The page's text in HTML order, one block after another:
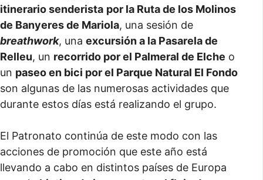
itinerario senderista por la Ruta de los Molinos
de Banyeres de Mariola, una sesión de
breathwork, una excursión a la Pasarela de
Relleu, un recorrido por el Palmeral de Elche o
un paseo en bici por el Parque Natural El Fondo
son algunas de las numerosas actividades que
durante estos días está realizando el grupo.
El Patronato continúa de este modo con las
acciones de promoción que este año está
llevando a cabo en distintos países de Europa